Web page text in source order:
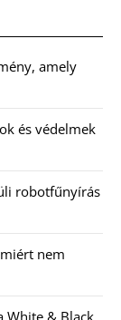
amely
és védelmek
robotfűnyírás
nem
White & Black